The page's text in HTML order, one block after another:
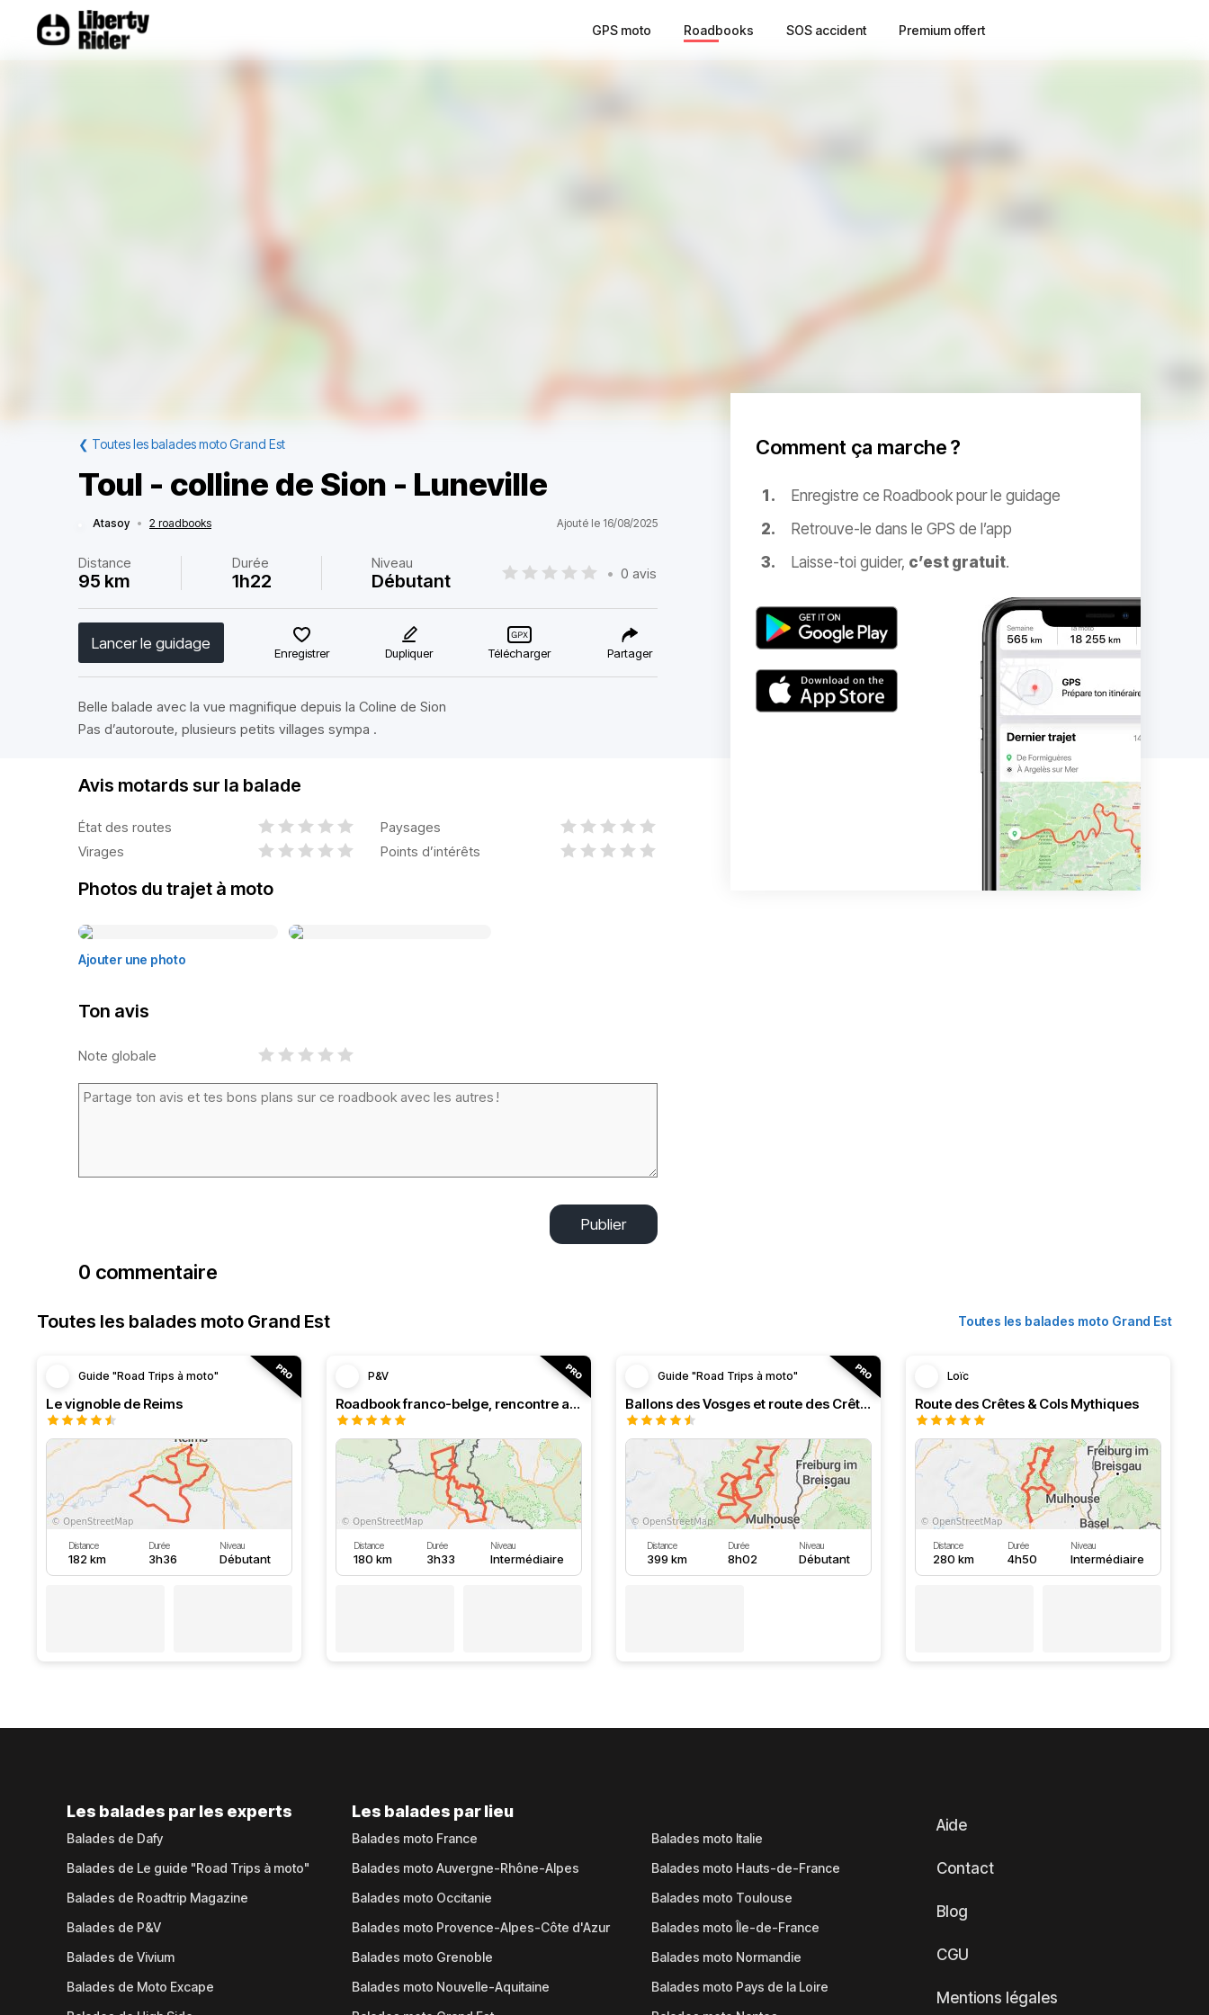
GPS moto Roadbooks SOS accident Premium offert
❮ Toutes les balades moto Grand Est
Toul - colline de Sion - Luneville
Atasoy • 2 roadbooks Ajouté le 16/08/2025
Distance
95 km
Durée
1h22
Niveau
Débutant • 0 avis
Lancer le guidage
Enregistrer Dupliquer Télécharger Partager
Belle balade avec la vue magnifique depuis la Coline de Sion
Pas d’autoroute, plusieurs petits villages sympa .
Comment ça marche ?
Enregistre ce Roadbook pour le guidage
Retrouve-le dans le GPS de l’app
Laisse-toi guider, c’est gratuit.
Avis motards sur la balade
État des routes
Paysages
Virages
Points d’intérêts
Photos du trajet à moto
Ajouter une photo
Ton avis
Note globale
Publier
0 commentaire
Toutes les balades moto Grand Est Toutes les balades moto Grand Est
Guide "Road Trips à moto"
Le vignoble de Reims
Distance
182 km
Durée
3h36
Niveau
Débutant
P&V
Roadbook franco-belge, rencontre avec les Ardennes
Distance
180 km
Durée
3h33
Niveau
Intermédiaire
Guide "Road Trips à moto"
Ballons des Vosges et route des Crêtes
Distance
399 km
Durée
8h02
Niveau
Débutant
Loïc
Route des Crêtes & Cols Mythiques
Distance
280 km
Durée
4h50
Niveau
Intermédiaire
Les balades par les experts
Balades de Dafy
Balades de Le guide "Road Trips à moto"
Balades de Roadtrip Magazine
Balades de P&V
Balades de Vivium
Balades de Moto Excape
Les balades par lieu
Balades moto France
Balades moto Auvergne-Rhône-Alpes
Balades moto Occitanie
Balades moto Provence-Alpes-Côte d'Azur
Balades moto Grenoble
Balades moto Nouvelle-Aquitaine
Balades moto Italie
Balades moto Hauts-de-France
Balades moto Toulouse
Balades moto Île-de-France
Balades moto Normandie
Balades moto Pays de la Loire
Aide
Contact
Blog
CGU
Mentions légales